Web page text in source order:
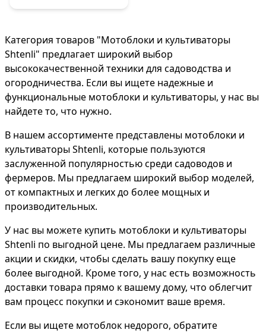
Категория товаров "Мотоблоки и культиваторы
Shtenli" предлагает широкий выбор
высококачественной техники для садоводства и
огородничества. Если вы ищете надежные и
функциональные мотоблоки и культиваторы, у нас вы
найдете то, что нужно.
В нашем ассортименте представлены мотоблоки и
культиваторы Shtenli, которые пользуются
заслуженной популярностью среди садоводов и
фермеров. Мы предлагаем широкий выбор моделей,
от компактных и легких до более мощных и
производительных.
У нас вы можете купить мотоблоки и культиваторы
Shtenli по выгодной цене. Мы предлагаем различные
акции и скидки, чтобы сделать вашу покупку еще
более выгодной. Кроме того, у нас есть возможность
доставки товара прямо к вашему дому, что облегчит
вам процесс покупки и сэкономит ваше время.
Если вы ищете мотоблок недорого, обратите